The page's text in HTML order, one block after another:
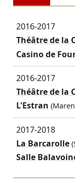
2016-2017
Théâtre de la
Casino de
2016-2017
Théâtre de la
L'Estran
2017-2018
La Barcarolle
Salle